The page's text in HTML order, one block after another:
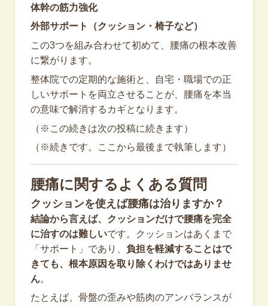
体幹の筋力強化
外部サポート（クッション・椅子など）
この3つを組み合わせて初めて、腰痛の根本改善
に繋がります。
整体院での定期的な施術と、自宅・職場での正
しいサポートを両立させることが、腰痛を本当
の意味で解消するカギとなります。
（※この続きは次の投稿に続きます）
（※続きです。ここから最後まで執筆します）
腰痛に関するよくある質問
クッションを使えば腰痛は治りますか？
結論から言えば、クッションだけで腰痛を完全
に治すのは難しいです。クッションはあくまで
「サポート」であり、 負担を軽減することはで
きても、根本原因を取り除くわけではありませ
ん
たとえば、骨盤の歪みや筋肉のアンバランスが